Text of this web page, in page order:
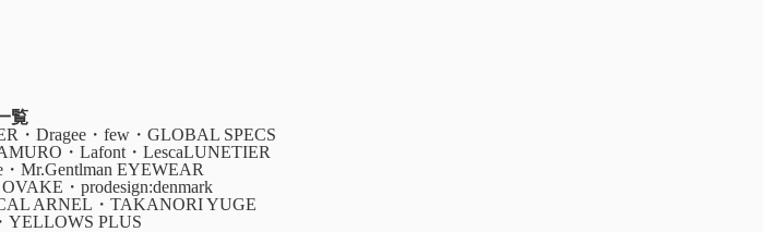
覧
・Dragee・few・GLOBAL SPECS
・Lafont・LescaLUNETIER
Mr.Gentlman EYEWEAR
・prodesign:denmark
ARNEL・TAKANORI YUGE
YELLOWS PLUS